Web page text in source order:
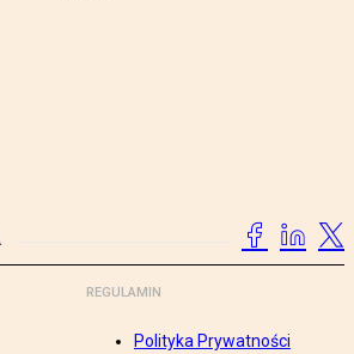
REGULAMIN
Polityka Prywatności